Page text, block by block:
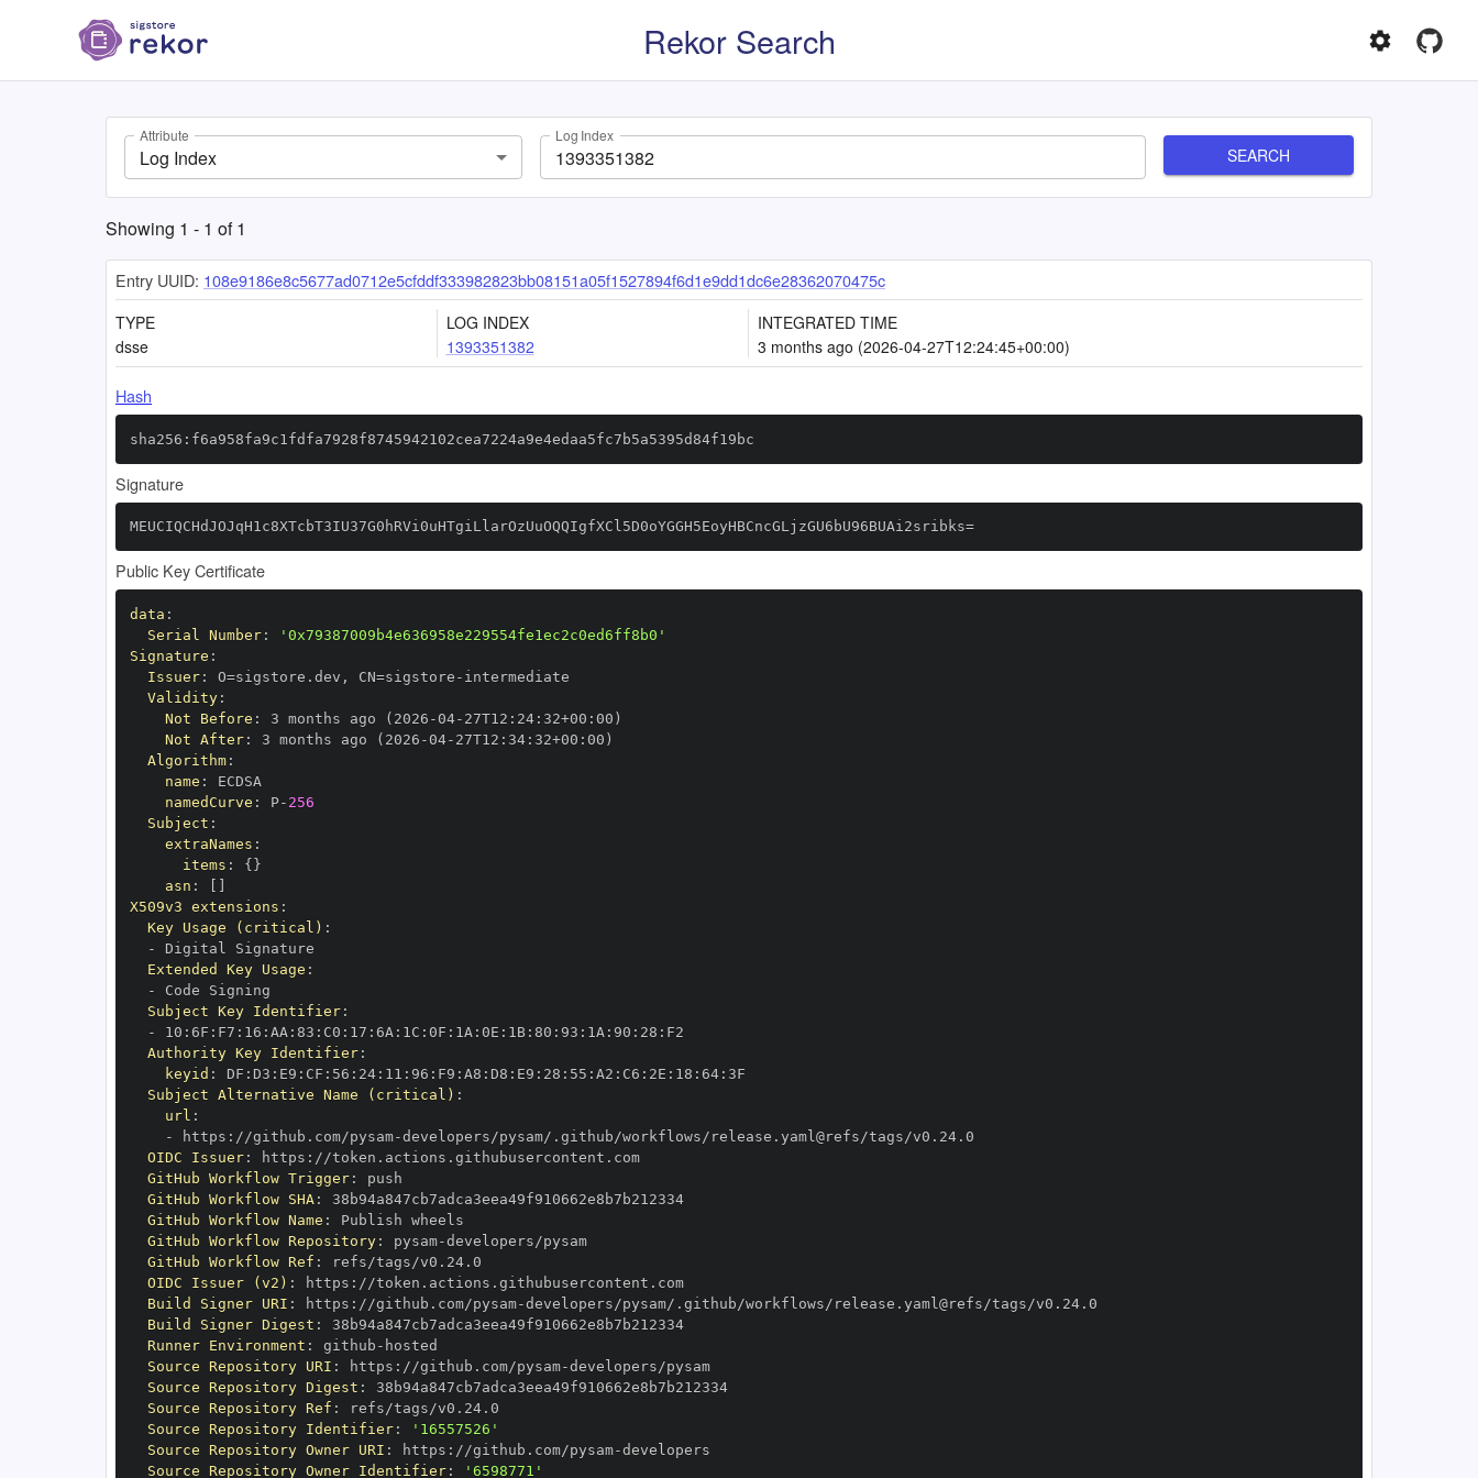
Rekor Search
Attribute
Log Index
Log Index
SEARCH
Showing 1 - 1 of1
Entry UUID: 108e9186e8c5677ad0712e5cfddf333982823bb08151a05f1527894f6d1e9dd1dc6e28362070475c
TYPE
dsse
LOG INDEX
1393351382
INTEGRATED TIME
3 months ago (2026-04-27T12:24:45+00:00)
Hash
sha256:f6a958fa9c1fdfa7928f8745942102cea7224a9e4edaa5fc7b5a5395d84f19bc
Signature
MEUCIQCHdJOJqH1c8XTcbT3IU37G0hRVi0uHTgiLlarOzUuOQQIgfXCl5D0oYGGH5EoyHBCncGLjzGU6bU96BUAi2sribks=
Public Key Certificate
data :
Serial Number:
'0x79387009b4e636958e229554fe1ec2c0ed6ff8b0'
Signature :
Issuer: O=sigstore.dev , CN=sigstore -
Validity:
Not Before : 3 months ago (2026 -04- 27T12 : 24: 32+00 :
Not After: 3 months ago (2026 -04- 27T12 : 34: 32+00 :
Algorithm:
name :
namedCurve : P- 256
Subject :
extraNames :
items : { }
asn :
X509v3 extensions :
Key Usage (critical) :
-
Extended Key Usage :
-
Subject Key Identifier:
-
10 : 6F : F7 : 16 : AA : 83 : C0 : 17 : 6A : 1C : 0F : 1A : 0E : 1B: 80 : 93 : 1A : 90 : 28 :
Authority Key Identifier:
keyid : DF : D3 : E9 : CF : 56 : 24: 11 : 96 : F9 : A8 : D8 : E9 : 28 : 55 : A2 : C6 : 2E : 18 : 64:
Subject Alternative Name (critical) :
url :
-
https : //github.com/pysam-
OIDC Issuer: https :
//token.actions.githubusercontent.com
GitHub Workflow Trigger:
GitHub Workflow SHA:
38b94a847cb7adca3eea49f910662e8b7b212334
GitHub Workflow Name :
GitHub Workflow Repository: pysam-
developers/pysam
GitHub Workflow Ref :
OIDC Issuer (v2) : https :
//token.actions.githubusercontent.com
Build Signer URI : https : //github.com/pysam-
Build Signer Digest :
38b94a847cb7adca3eea49f910662e8b7b212334
Runner Environment : github -
Source Repository URI : https : //github.com/pysam-
developers/pysam
Source Repository Digest :
38b94a847cb7adca3eea49f910662e8b7b212334
Source Repository Ref :
Source Repository Identifier:
'16557526'
Source Repository Owner URI : https : //github.com/pysam-
Source Repository Owner Identifier: '6598771'